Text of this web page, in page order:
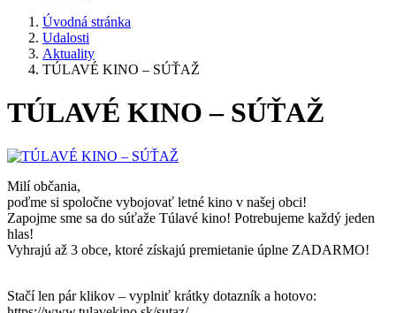
Úvodná stránka
Udalosti
Aktuality
TÚLAVÉ KINO – SÚŤAŽ
TÚLAVÉ KINO – SÚŤAŽ
Milí občania,
poďme si spoločne vybojovať letné kino v našej obci!
Zapojme sme sa do súťaže Túlavé kino! Potrebujeme každý jeden
hlas!
Vyhrajú až 3 obce, ktoré získajú premietanie úplne ZADARMO!
Stačí len pár klikov – vyplniť krátky dotazník a hotovo: